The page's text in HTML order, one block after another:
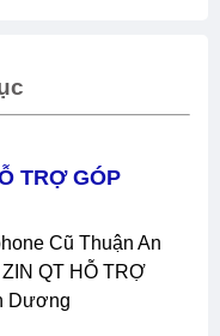
TRỢ GÓP
QT HỖ TRỢ
Dương